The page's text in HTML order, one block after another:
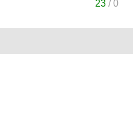
23 /0